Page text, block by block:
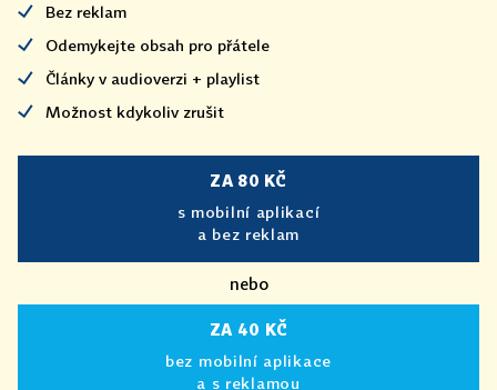
Bez reklam
Odemykejte obsah pro přátele
Články v audioverzi + playlist
Možnost kdykoliv zrušit
ZA 80 KČ
s mobilní aplikací
a bez reklam
nebo
ZA 40 KČ
bez mobilní aplikace
a s reklamou